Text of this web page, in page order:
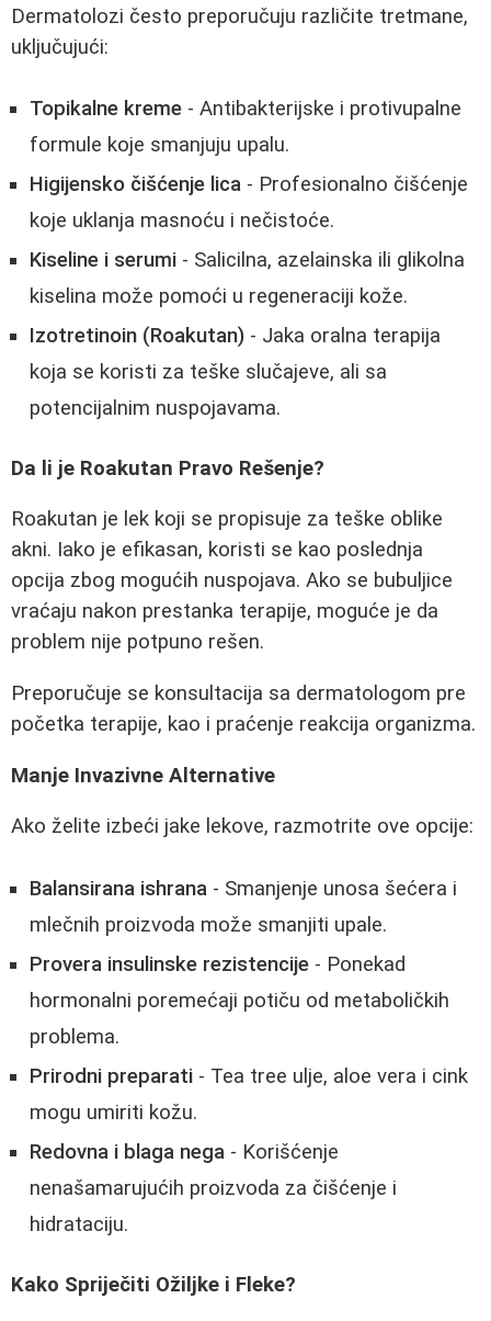
Dermatolozi često preporučuju različite tretmane,
uključujući:
Topikalne kreme - Antibakterijske i protivupalne
formule koje smanjuju upalu.
Higijensko čišćenje lica - Profesionalno čišćenje
koje uklanja masnoću i nečistoće.
Kiseline i serumi - Salicilna, azelainska ili glikolna
kiselina može pomoći u regeneraciji kože.
Izotretinoin (Roakutan) - Jaka oralna terapija
koja se koristi za teške slučajeve, ali sa
potencijalnim nuspojavama.
Da li je Roakutan Pravo Rešenje?
Roakutan je lek koji se propisuje za teške oblike
akni. Iako je efikasan, koristi se kao poslednja
opcija zbog mogućih nuspojava. Ako se bubuljice
vraćaju nakon prestanka terapije, moguće je da
problem nije potpuno rešen.
Preporučuje se konsultacija sa dermatologom pre
početka terapije, kao i praćenje reakcija organizma.
Manje Invazivne Alternative
Ako želite izbeći jake lekove, razmotrite ove opcije:
Balansirana ishrana - Smanjenje unosa šećera i
mlečnih proizvoda može smanjiti upale.
Provera insulinske rezistencije - Ponekad
hormonalni poremećaji potiču od metaboličkih
problema.
Prirodni preparati - Tea tree ulje, aloe vera i cink
mogu umiriti kožu.
Redovna i blaga nega - Korišćenje
nenašamarujućih proizvoda za čišćenje i
hidrataciju.
Kako Spriječiti Ožiljke i Fleke?